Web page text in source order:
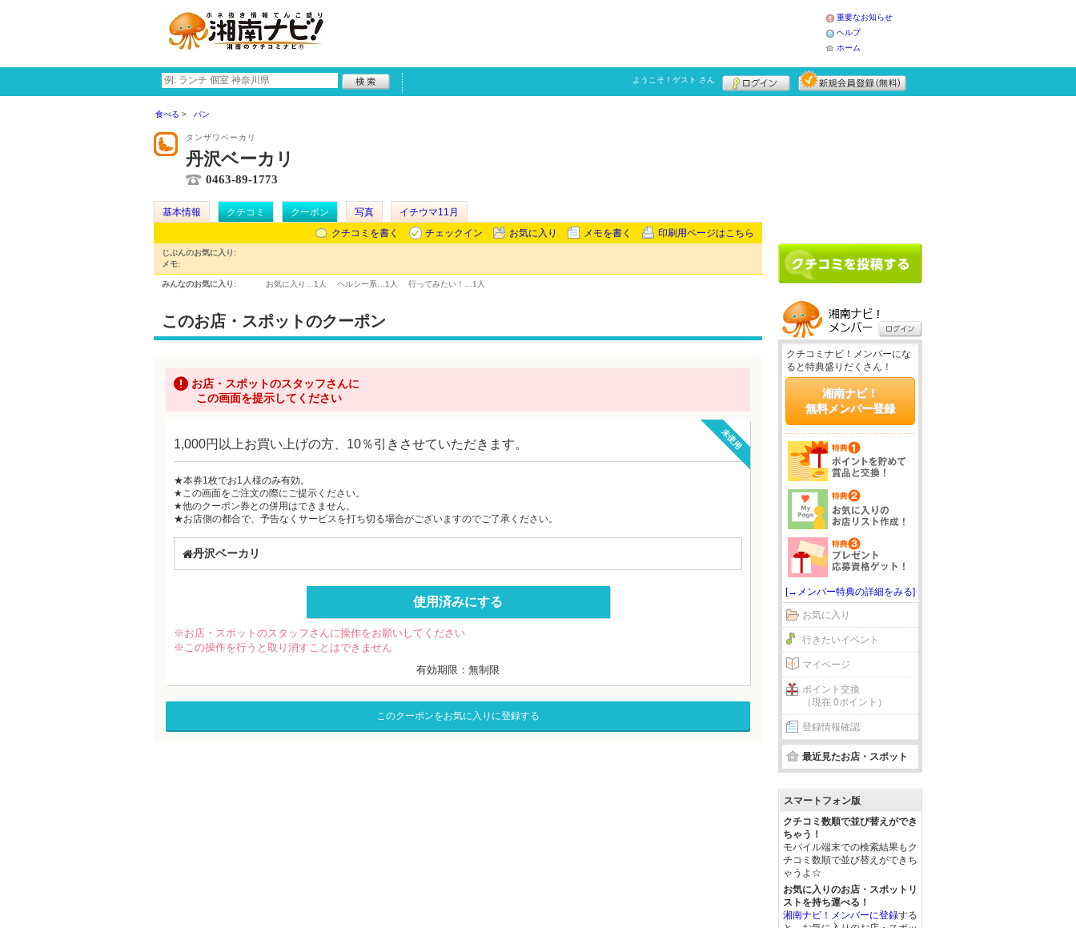
重要なお知らせ
ヘルプ
ホーム
ようこそ！ ゲスト さん
食べる パン
タンザワベーカリ
丹沢ベーカリ
0463-89-1773
基本情報 クチコミ クーポン 写真
イチウマ11月
クチコミを書く
チェックイン お気に入り メモを書く 印刷用ページはこちら
じぶんのお気に入り:
メモ:
みんなのお気に入り: お気に入り… 1人 ヘルシー系… 1人 行ってみたい！… 1人
このお店・スポットのクーポン
お店・スポットのスタッフさんに
この画面を提示してください
未使用
1,000円以上お買い上げの方、10％引きさせていただきます。
★本券1枚でお1人様のみ有効。
★この画面をご注文の際にご提示ください。
★他のクーポン券との併用はできません。
★お店側の都合で、予告なくサービスを打ち切る場合がございますのでご了承ください。
丹沢ベーカリ
使用済みにする
※お店・スポットのスタッフさんに操作をお願いしてください
※この操作を行うと取り消すことはできません
有効期限：無制限
このクーポンをお気に入りに登録する
クチコミナビ！メンバーにな
ると特典盛りだくさん！
湘南ナビ！
無料メンバー登録
[→メンバー特典の詳細をみる]
お気に入り
行きたいイベント
マイページ
ポイント交換
（現在 0ポイント）
登録情報確認
最近見たお店・スポット
スマートフォン版
クチコミ数順で並び替えができ
ちゃう！
モバイル端末での検索結果もク
チコミ数順で並び替えができち
ゃうよ☆
お気に入りのお店・スポットリ
ストを持ち運べる！
湘南ナビ！メンバーに登録する